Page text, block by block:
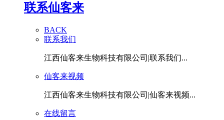
联系仙客来
BACK
联系我们
江西仙客来生物科技有限公司|联系我们...
仙客来视频
江西仙客来生物科技有限公司|仙客来视频...
在线留言